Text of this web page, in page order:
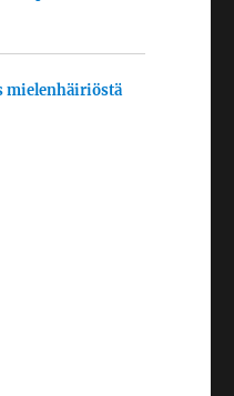
mielenhäiriöstä